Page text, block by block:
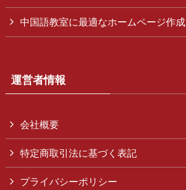
中国語教室に最適なホームページ作成
運営者情報
会社概要
特定商取引法に基づく表記
プライバシーポリシー